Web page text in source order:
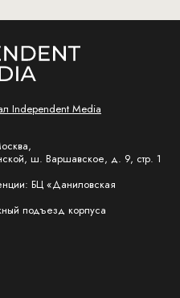
Independent Media
ш. Варшавское, д. 9, стр. 1
БЦ «Даниловская
подъезд корпуса